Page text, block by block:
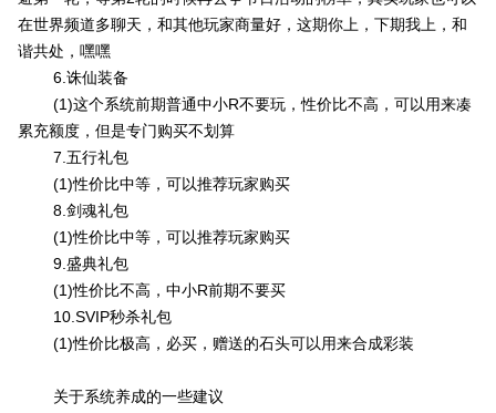
在世界频道多聊天，和其他玩家商量好，这期你上，下期我上，和
谐共处，嘿嘿
6.诛仙装备
(1)这个系统前期普通中小R不要玩，性价比不高，可以用来凑
累充额度，但是专门购买不划算
7.五行礼包
(1)性价比中等，可以推荐玩家购买
8.剑魂礼包
(1)性价比中等，可以推荐玩家购买
9.盛典礼包
(1)性价比不高，中小R前期不要买
10.SVIP秒杀礼包
(1)性价比极高，必买，赠送的石头可以用来合成彩装
关于系统养成的一些建议